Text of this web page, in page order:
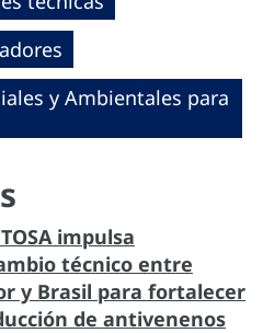
y Ambientales para
impulsa
técnico entre
y Brasil para fortalecer
de antivenenos